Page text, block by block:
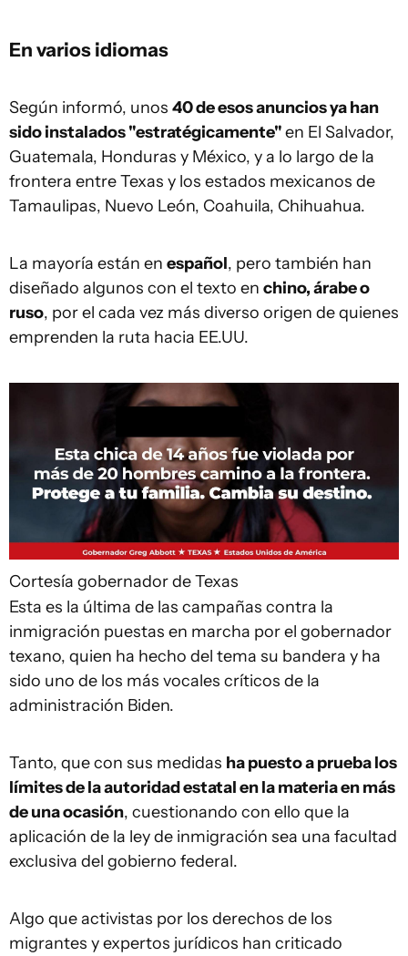
En varios idiomas
Según informó, unos 40 de esos anuncios ya han
sido instalados "estratégicamente"en El Salvador,
Guatemala, Honduras y México, y a lo largo de la
frontera entre Texas y los estados mexicanos de
Tamaulipas, Nuevo León, Coahuila, Chihuahua.
La mayoría están en español, pero también han
diseñado algunos con el texto en chino, árabe o
ruso, por el cada vez más diverso origen de quienes
emprenden la ruta hacia EE.UU.
Cortesía gobernador de Texas
Esta es la última de las campañas contra la
inmigración puestas en marcha por el gobernador
texano, quien ha hecho del tema su bandera y ha
sido uno de los más vocales críticos de la
administración Biden.
Tanto, que con sus medidas ha puesto a prueba los
límites de la autoridad estatal en la materia en más
de una ocasión, cuestionando con ello que la
aplicación de la ley de inmigración sea una facultad
exclusiva del gobierno federal.
Algo que activistas por los derechos de los
migrantes y expertos jurídicos han criticado